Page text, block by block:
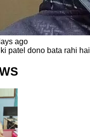
ago
patel dono bata rahi hai